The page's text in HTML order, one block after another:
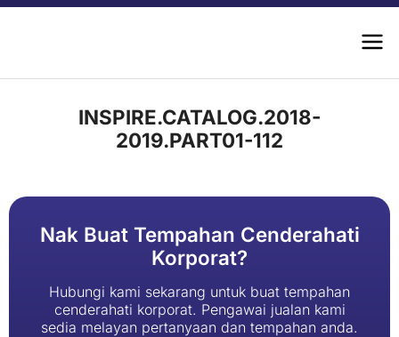
INSPIRE.CATALOG.2018-
2019.PART01-112
Nak Buat Tempahan Cenderahati
Korporat?
Hubungi kami sekarang untuk buat tempahan
cenderahati korporat. Pengawai jualan kami
sedia melayan pertanyaan dan tempahan anda.